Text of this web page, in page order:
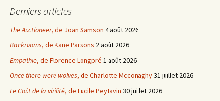
Derniers articles
The Auctioneer, de Joan Samson 4 août 2026
Backrooms, de Kane Parsons 2 août 2026
Empathie, de Florence Longpré 1 août 2026
Once there were wolves, de Charlotte Mcconaghy31 juillet 2026
Le Coût de la virilité, de Lucile Peytavin 30 juillet 2026